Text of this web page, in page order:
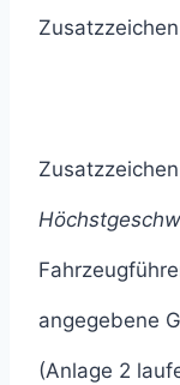
Zusatzzeichen
Zusatzzeichen
angegebene
(Anlage 2